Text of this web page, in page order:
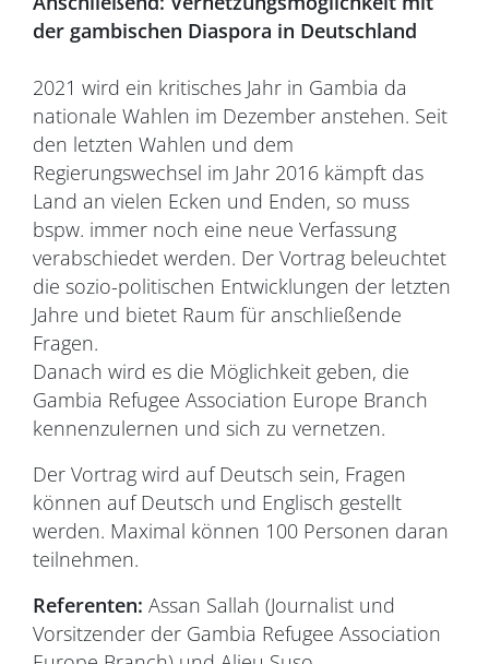
der gambischen Diaspora in Deutschland
2021 wird ein kritisches Jahr in Gambia da
nationale Wahlen im Dezember anstehen. Seit
den letzten Wahlen und dem
Regierungswechsel im Jahr 2016 kämpft das
Land an vielen Ecken und Enden, so muss
bspw. immer noch eine neue Verfassung
verabschiedet werden. Der Vortrag beleuchtet
die sozio-politischen Entwicklungen der letzten
Jahre und bietet Raum für anschließende
Fragen.
Danach wird es die Möglichkeit geben, die
Gambia Refugee Association Europe Branch
kennenzulernen und sich zu vernetzen.
Der Vortrag wird auf Deutsch sein, Fragen
können auf Deutsch und Englisch gestellt
werden. Maximal können 100 Personen daran
teilnehmen.
Referenten: Assan Sallah (Journalist und
Vorsitzender der Gambia Refugee Association